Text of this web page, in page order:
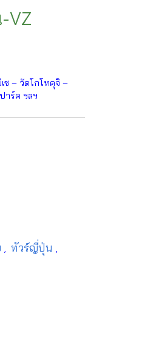
VZ
– วัดโกโทคุจิ –
าร์ค ฯลฯ
ทัวร์ญี่ปุ่น